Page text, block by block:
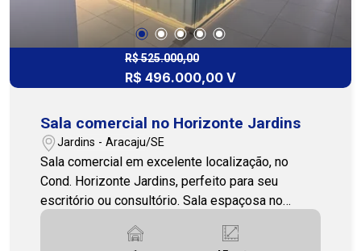
IMOBILIARIA.
R$ 525.000,00
R$ 496.000,00 V
Sala comercial no Horizonte Jardins
Jardins - Aracaju/SE
Sala comercial em excelente localização, no
Cond. Horizonte Jardins, perfeito para seu
escritório ou consultório. Sala espaçosa no
Empresarial Horizonte Jardins, um
empreendimento que oferece conforto, elegância